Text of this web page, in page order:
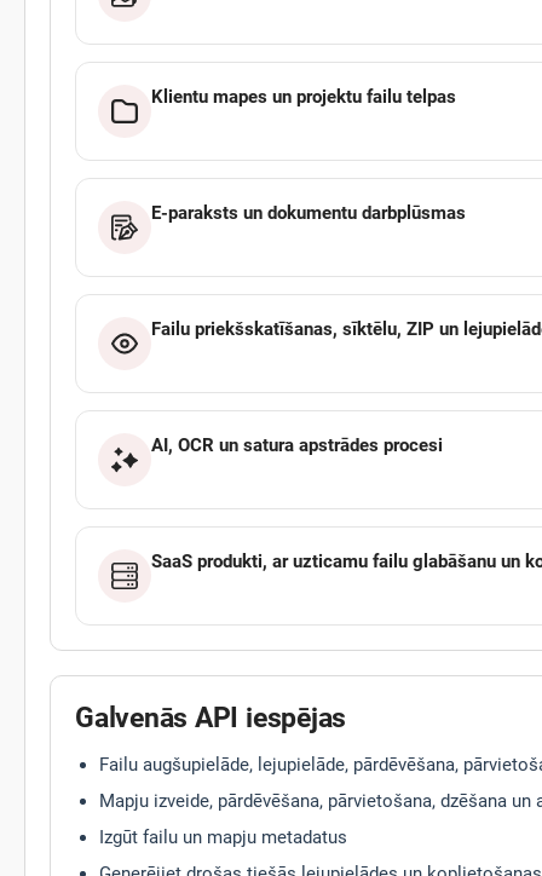
Klientu mapes un projektu failu telpas
E-paraksts un dokumentu darbplūsmas
Failu priekšskatīšanas, sīktēlu, ZIP un
AI, OCR un satura apstrādes procesi
SaaS produkti, ar uzticamu failu glabāšanu un
Galvenās API iespējas
Failu augšupielāde, lejupielāde, pārdēvēšana,
Mapju izveide, pārdēvēšana, pārvietošana, dzēšana un
Izgūt failu un mapju metadatus